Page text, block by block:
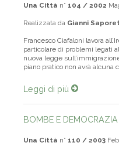
Una Città n° 104 / 2002
Realizzata da Gianni
Francesco Ciafaloni lavora
particolare di problemi legati
nuova legge
piano pratico non avrà alcuna
Leggi di più
BOMBE E DEMOCRAZIA
Una Città n° 110 / 2003